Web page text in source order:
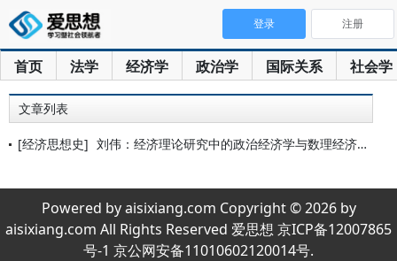
首页 法学 经济学 政治学 国际关系 社会学
登录 注册
文章列表
[经济思想史] 刘伟：经济理论研究中的政治经济学与数理经济分析
Powered by aisixiang.com Copyright © 2026 by
aisixiang.com All Rights Reserved 爱思想 京ICP备12007865
号-1 京公网安备11010602120014号.